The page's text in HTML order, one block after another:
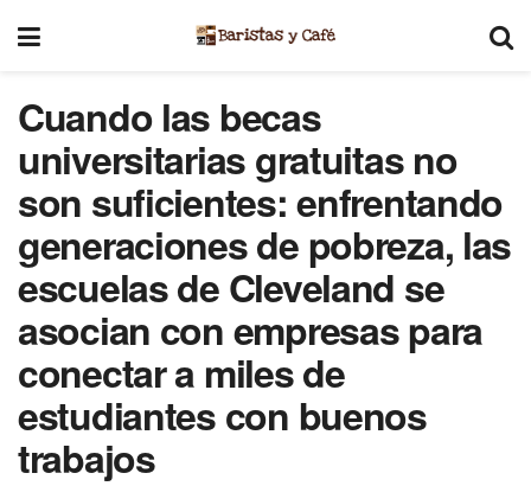
Cuando las becas
universitarias gratuitas no
son suficientes: enfrentando
generaciones de pobreza, las
escuelas de Cleveland se
asocian con empresas para
conectar a miles de
estudiantes con buenos
trabajos